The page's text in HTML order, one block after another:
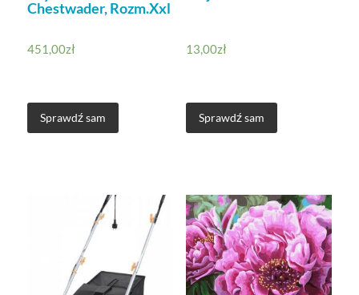
Chestwader, Rozm.Xxl
451,00zł
Sprawdź sam
13,00zł
Sprawdź sam